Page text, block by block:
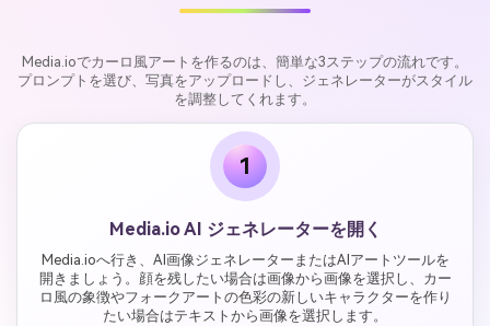
Media.ioでカーロ風アートを作るのは、簡単な3ステップの流れです。
プロンプトを選び、写真をアップロードし、ジェネレーターがスタイル
を調整してくれます。
1
Media.io AI ジェネレーターを開く
Media.ioへ行き、AI画像ジェネレーターまたはAIアートツールを
開きましょう。顔を残したい場合は画像から画像を選択し、カー
ロ風の象徴やフォークアートの色彩の新しいキャラクターを作り
たい場合はテキストから画像を選択します。